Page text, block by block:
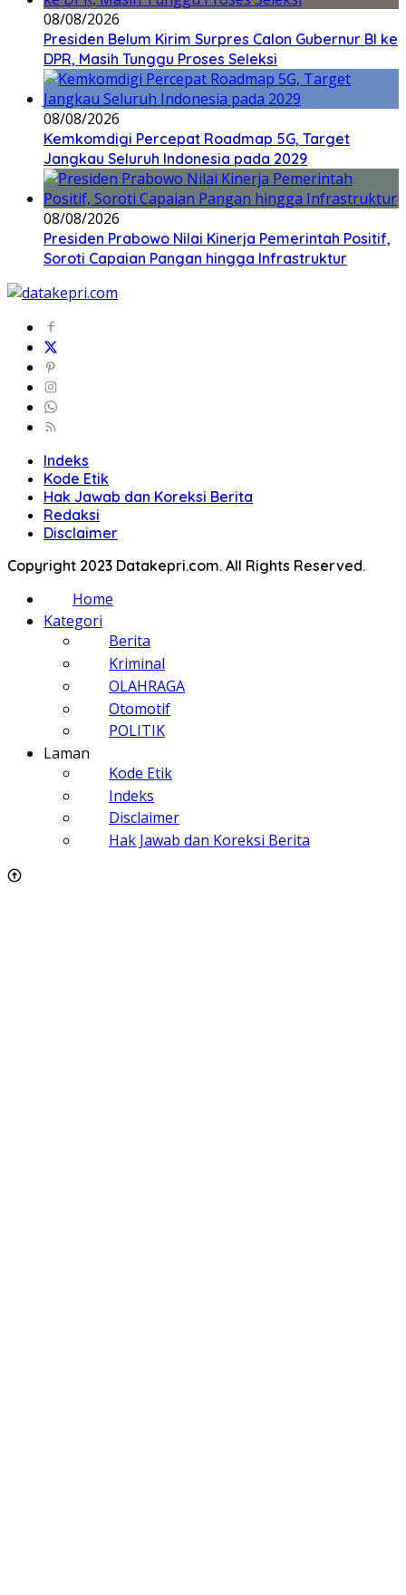
08/08/2026
Presiden Belum Kirim Surpres Calon Gubernur BI ke
DPR, Masih Tunggu Proses Seleksi
08/08/2026
Kemkomdigi Percepat Roadmap 5G, Target
Jangkau Seluruh Indonesia pada 2029
08/08/2026
Presiden Prabowo Nilai Kinerja Pemerintah Positif,
Soroti Capaian Pangan hingga Infrastruktur
Indeks
Kode Etik
Hak Jawab dan Koreksi Berita
Redaksi
Disclaimer
Copyright 2023 Datakepri.com. All Rights Reserved.
Home
Kategori
Berita
Kriminal
OLAHRAGA
Otomotif
POLITIK
Laman
Kode Etik
Indeks
Disclaimer
Hak Jawab dan Koreksi Berita